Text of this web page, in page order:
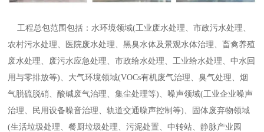
工程总包范围包括：水环境领域(工业废水处理、市政污水处理、
农村污水处理、医院废水处理、黑臭水体及景观水体治理、畜禽养殖
废水处理、废污水应急处理、市政给水处理、工业给水处理、中水回
用与零排放等)、大气环境领域(VOCs有机废气治理、臭气处理、烟
气脱硫脱硝、酸碱废气治理、集尘处理等)、噪声领域(工业企业噪声
治理、民用设备噪音治理、轨道交通噪声控制等)、固体废弃物领域
(生活垃圾处理、餐厨垃圾处理、污泥处置、中转站、静脉产业园